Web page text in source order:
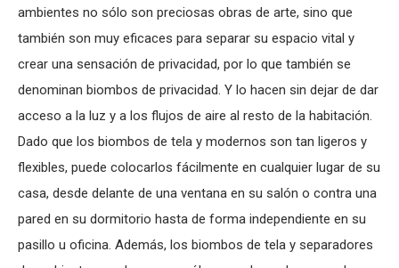
ambientes no sólo son preciosas obras de arte, sino que
también son muy eficaces para separar su espacio vital y
crear una sensación de privacidad, por lo que también se
denominan biombos de privacidad. Y lo hacen sin dejar de dar
acceso a la luz y a los flujos de aire al resto de la habitación.
Dado que los biombos de tela y modernos son tan ligeros y
flexibles, puede colocarlos fácilmente en cualquier lugar de su
casa, desde delante de una ventana en su salón o contra una
pared en su dormitorio hasta de forma independiente en su
pasillo u oficina. Además, los biombos de tela y separadores